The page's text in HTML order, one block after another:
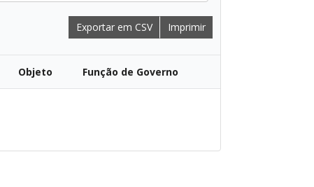
Exportar em CSV Imprimir
Objeto Função de Governo